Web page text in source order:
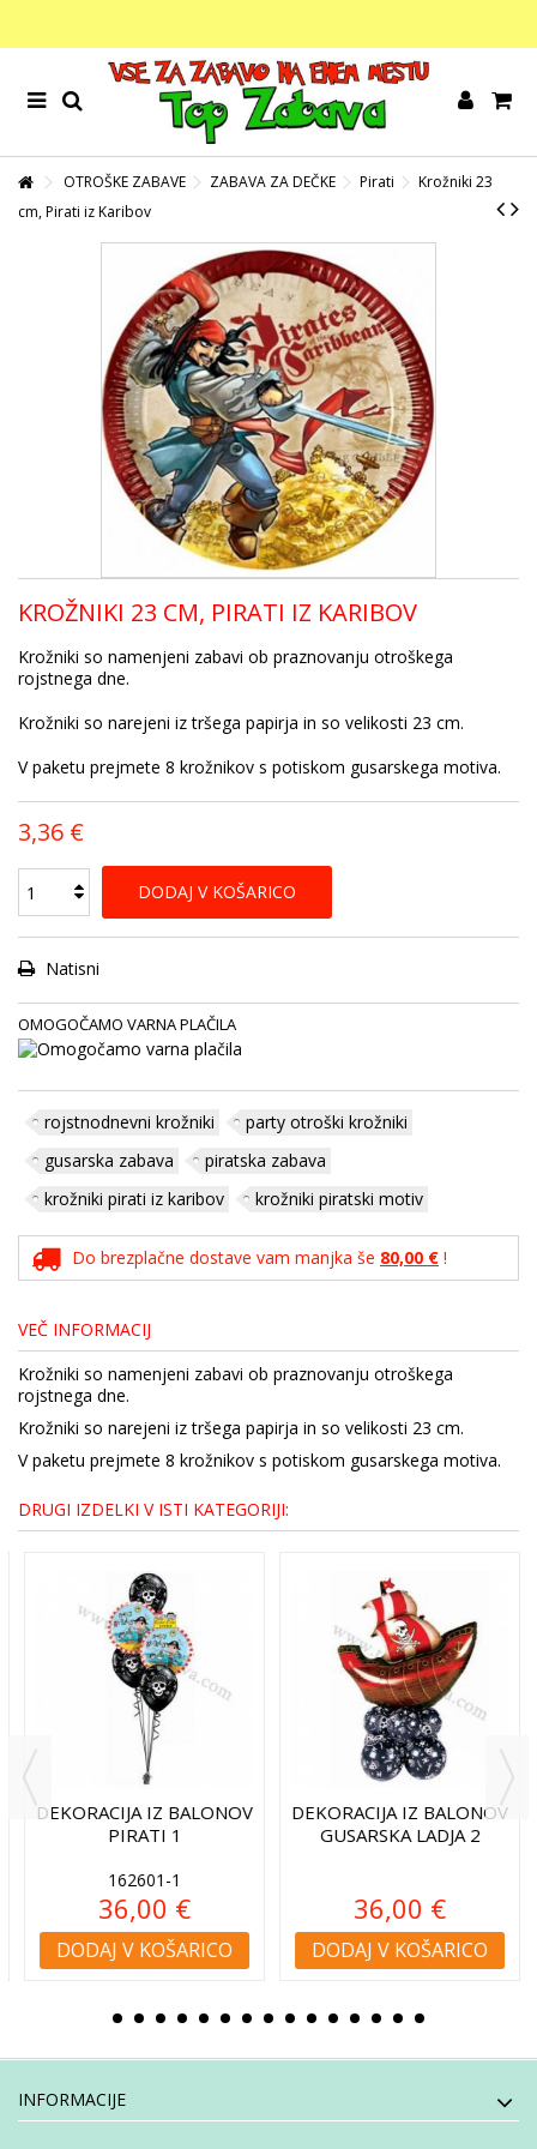
OTROŠKE ZABAVE ZABAVA ZA DEČKE Pirati
Krožniki 23
cm, Pirati iz Karibov
KROŽNIKI 23 CM, PIRATI IZ KARIBOV
Krožniki so namenjeni zabavi ob praznovanju otroškega
rojstnega dne.
Krožniki so narejeni iz tršega papirja in so velikosti 23 cm.
V paketu prejmete 8 krožnikov s potiskom gusarskega motiva.
3,36 €
DODAJ V KOŠARICO
Natisni
OMOGOČAMO VARNA PLAČILA
rojstnodnevni krožniki
party otroški krožniki
gusarska zabava
piratska zabava
krožniki pirati iz karibov
krožniki piratski motiv
Do brezplačne dostave vam manjka še 80,00 € !
VEČ INFORMACIJ
Krožniki so namenjeni zabavi ob praznovanju otroškega
rojstnega dne.
Krožniki so narejeni iz tršega papirja in so velikosti 23 cm.
V paketu prejmete 8 krožnikov s potiskom gusarskega motiva.
DRUGI IZDELKI V ISTI KATEGORIJI:
DEKORACIJA IZ BALONOV
PIRATI 1
162601-1
36,00 €
DODAJ V KOŠARICO
DEKORACIJA IZ BALONOV
GUSARSKA LADJA 2
36,00 €
DODAJ V KOŠARICO
INFORMACIJE